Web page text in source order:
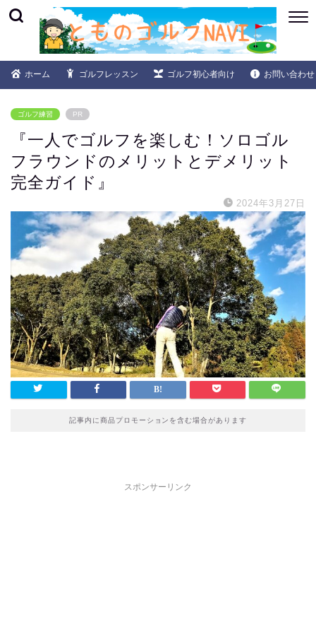
ホーム ゴルフレッスン ゴルフ初心者向け お問い合わせ
ゴルフ練習 PR
『一人でゴルフを楽しむ！ソロゴル
フラウンドのメリットとデメリット
完全ガイド』
2024年3月27日
記事内に商品プロモーションを含む場合があります
スポンサーリンク